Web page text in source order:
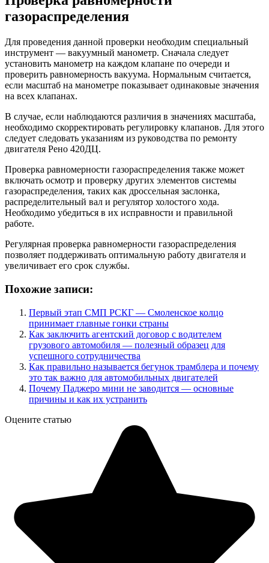
газораспределения
Для проведения данной проверки необходим специальный
инструмент — вакуумный манометр. Сначала следует
установить манометр на каждом клапане по очереди и
проверить равномерность вакуума. Нормальным считается,
если масштаб на манометре показывает одинаковые значения
на всех клапанах.
В случае, если наблюдаются различия в значениях масштаба,
необходимо скорректировать регулировку клапанов. Для этого
следует следовать указаниям из руководства по ремонту
двигателя Рено 420ДЦ.
Проверка равномерности газораспределения также может
включать осмотр и проверку других элементов системы
газораспределения, таких как дроссельная заслонка,
распределительный вал и регулятор холостого хода.
Необходимо убедиться в их исправности и правильной
работе.
Регулярная проверка равномерности газораспределения
позволяет поддерживать оптимальную работу двигателя и
увеличивает его срок службы.
Похожие записи:
Первый этап СМП РСКГ — Смоленское колцо
принимает главные гонки страны
Как заключить агентский договор с водителем
грузового автомобиля — полезный образец для
успешного сотрудничества
Как правильно называется бегунок трамблера и почему
это так важно для автомобильных двигателей
Почему Паджеро мини не заводится — основные
причины и как их устранить
Оцените статью